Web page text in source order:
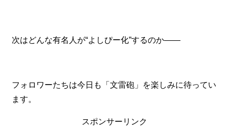
次はどんな有名人が“よしぴー化”するのか――
フォロワーたちは今日も「文雷砲」を楽しみに待ってい
ます。
スポンサーリンク